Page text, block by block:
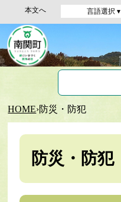
本文へ 言語選択 ▾
HOME›防災・防犯
防災・防犯